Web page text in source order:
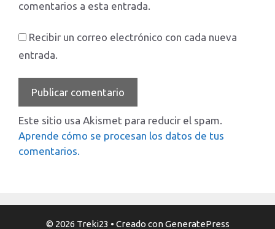
comentarios a esta entrada.
Recibir un correo electrónico con cada nueva
entrada.
Este sitio usa Akismet para reducir el spam.
Aprende cómo se procesan los datos de tus
comentarios.
© 2026 Treki23 • Creado conGeneratePress